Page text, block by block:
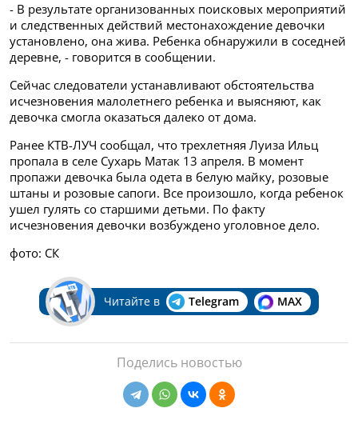
- В результате организованных поисковых мероприятий
и следственных действий местонахождение девочки
установлено, она жива. Ребенка обнаружили в соседней
деревне, - говорится в сообщении.
Сейчас следователи устанавливают обстоятельства
исчезновения малолетнего ребенка и выясняют, как
девочка смогла оказаться далеко от дома.
Ранее КТВ-ЛУЧ сообщал, что трехлетняя Луиза Ильц
пропала в селе Сухарь Матак 13 апреля. В момент
пропажи девочка была одета в белую майку, розовые
штаны и розовые сапоги. Все произошло, когда ребенок
ушел гулять со старшими детьми. По факту
исчезновения девочки возбуждено уголовное дело.
фото: СК
Читайте в Telegram MAX
Поделись новостью